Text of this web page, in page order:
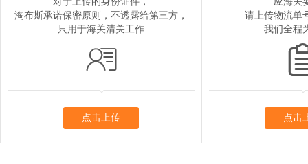
淘布斯承诺保密原则，不透露给第三方，
只用于海关清关工作

点击上传
请上传物流单
我们全程
点击